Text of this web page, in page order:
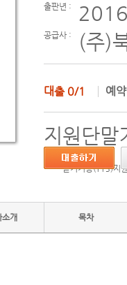
출판년 :
공급사 : (주)
대출 0/1 예
지원단말
듣기기능(TTS)지
소개 목차